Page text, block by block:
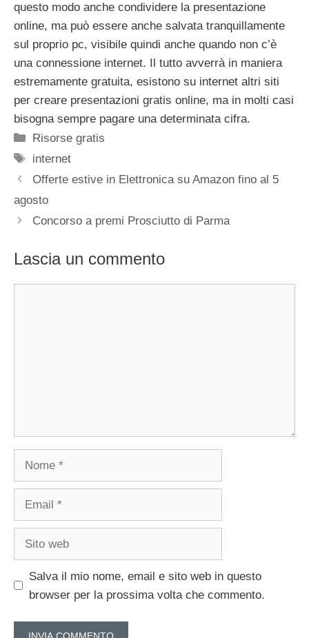
questo modo anche condividere la presentazione
online, ma può essere anche salvata tranquillamente
sul proprio pc, visibile quindi anche quando non c’è
una connessione internet. Il tutto avverrà in maniera
estremamente gratuita, esistono su internet altri siti
per creare presentazioni gratis online, ma in molti casi
bisogna sempre pagare una determinata cifra.
Categorie
Risorse gratis
Tag
internet
Offerte estive in Elettronica su Amazon fino al 5
agosto
Concorso a premi Prosciutto di Parma
Lascia un commento
Salva il mio nome, email e sito web in questo
browser per la prossima volta che commento.